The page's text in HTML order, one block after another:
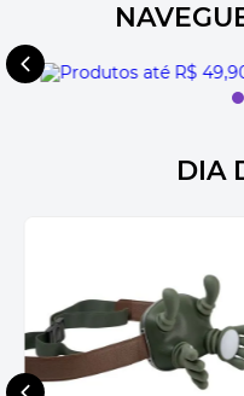
DIA